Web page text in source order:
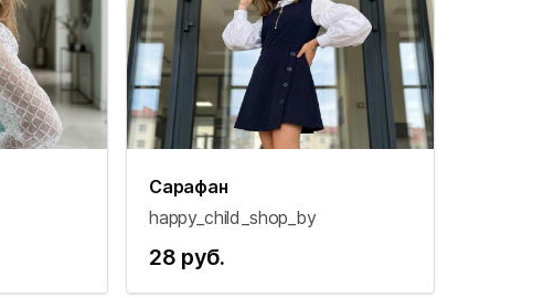
Сарафан
happy_child_shop_by
28 руб.